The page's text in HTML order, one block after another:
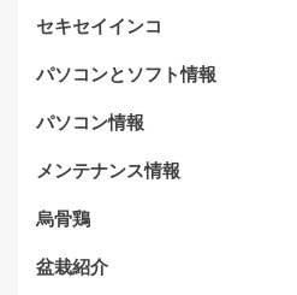
セキセイインコ
パソコンとソフト情報
パソコン情報
メンテナンス情報
烏骨鶏
盆栽紹介